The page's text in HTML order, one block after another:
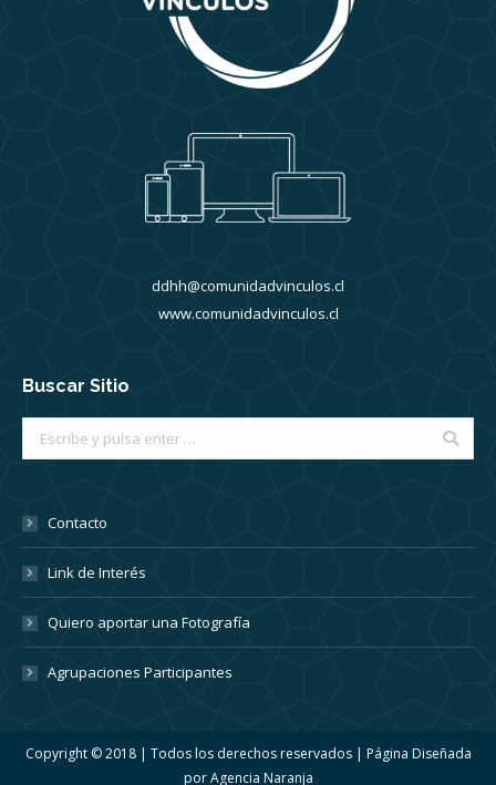
ddhh@comunidadvinculos.cl
www.comunidadvinculos.cl
Buscar Sitio
Buscar:
Contacto
Link de Interés
Quiero aportar una Fotografía
Agrupaciones Participantes
Copyright © 2018 | Todos los derechos reservados | Página Diseñada
porAgencia Naranja